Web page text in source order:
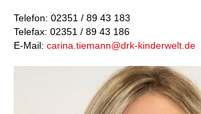
Telefon: 02351 / 89 43 183
Telefax: 02351 / 89 43 186
E-Mail: carina.tiemann@drk-kinderwelt.de